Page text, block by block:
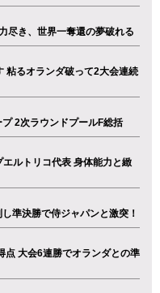
尽き、世界一奪還の夢破れる
粘るオランダ破って2大会連続
2次ラウンドプールF総括
ルトリコ代表 身体能力と緻
準決勝で侍ジャパンと激突！
点 大会6連勝でオランダとの準